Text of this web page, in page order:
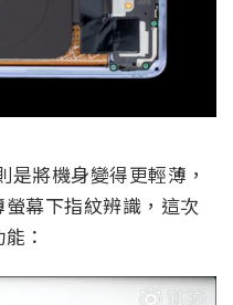
將機身變得更輕薄，
幕下指紋辨識，這次
：